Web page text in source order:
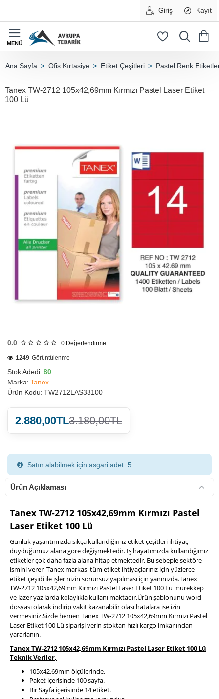
Giriş Kayıt
Ofis Kırtasiye Etiket Çeşitleri Pastel Renk
Tanex TW-2712 105x42,69mm Kırmızı Pastel Laser Etiket
100 Lü
900 TL Üzeri Kargo Ücretsiz
0.0 0 Değerlendirme
Stok Adedi: 80
Marka: Tanex
Ürün Kodu: TW2712LAS33100
1249 Görüntülenme
2.880,00TL3.180,00TL
Satın alabilmek için asgari adet: 5
Ürün Açıklaması
Tanex TW-2712 105x42,69mm Kırmızı Pastel
Laser Etiket 100 Lü
Günlük yaşantımızda sıkça kullandığımız etiket çeşitleri ihtiyaç
duyduğumuz alana göre değişmektedir. İş hayatımızda kullandığımız
etiketler çok daha fazla alana hitap etmektedir. Bu sebeple sektöre
ismini veren Tanex markası tüm etiket ihtiyaçlarınız için yüzlerce
etiket çeşidi ile işlerinizin sorunsuz yapılması için yanınızda.Tanex
TW-2712 105x42,69mm Kırmızı Pastel Laser Etiket 100 Lü mürekkep
ve lazer yazılarda kolaylıkla kullanılmaktadır.Ürün şablonunu word
dosyası olarak indirip vakit kazanabilir olası hatalara ise izin
vermesiniz.Sizde hemen Tanex TW-2712 105x42,69mm Kırmızı Pastel
Laser Etiket 100 Lü siparişi verin stoktan hızlı kargo imkanından
yararlanın.
Tanex TW-2712 105x42,69mm Kırmızı Pastel Laser Etiket 100 Lü
Teknik Veriler,
105x42.69mm ölçülerinde.
Paket içerisinde 100 sayfa.
Bir Sayfa içerisinde 14 etiket.